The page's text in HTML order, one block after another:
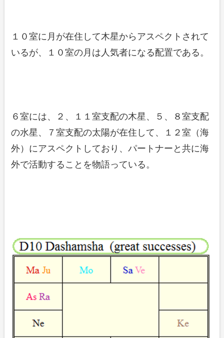
１０室に月が在住して木星からアスペクトされて
いるが、１０室の月は人気者になる配置である。
６室には、２、１１室支配の木星、５、８室支配
の水星、７室支配の太陽が在住して、１２室（海
外）にアスペクトしており、パートナーと共に海
外で活動することを物語っている。